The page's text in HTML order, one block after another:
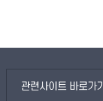
관련사이트 바로가기